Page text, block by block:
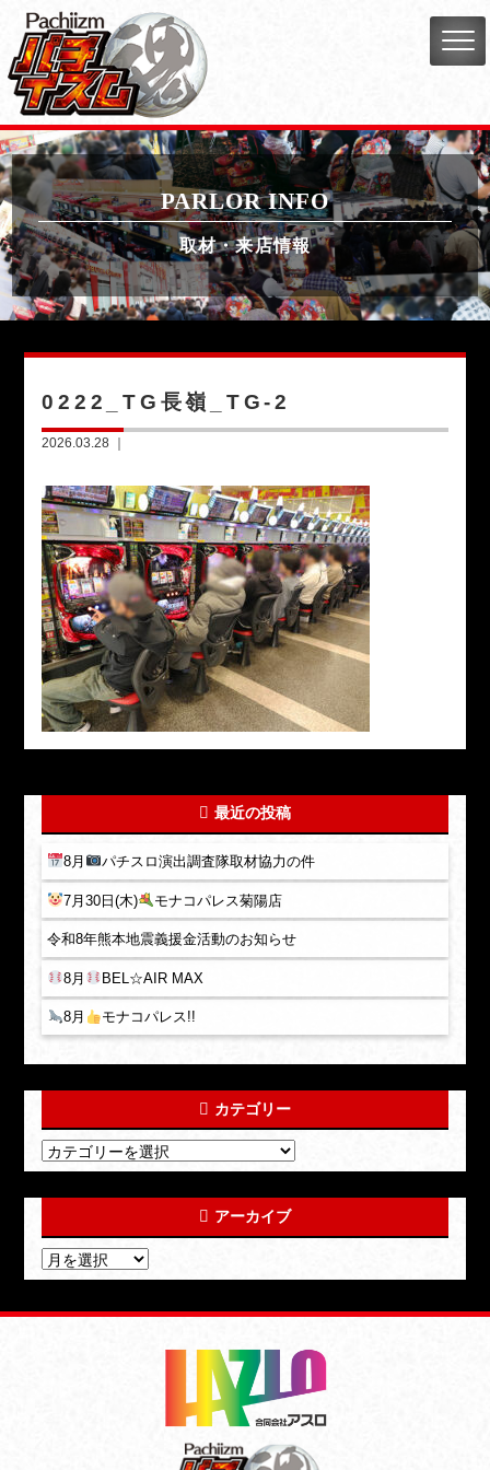
PARLOR INFO
取材・来店情報
0222_TG長嶺_TG-2
2026.03.28 ｜
最近の投稿
8月 パチスロ演出調査隊取材協力の件
7月30日(木) モナコパレス菊陽店
令和8年熊本地震義援金活動のお知らせ
8月 BEL☆AIR MAX
8月 モナコパレス!!
カテゴリー
アーカイブ